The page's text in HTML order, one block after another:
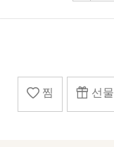
찜 선물